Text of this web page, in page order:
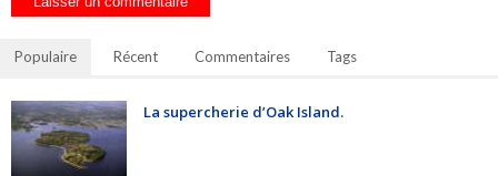
Populaire Récent Commentaires Tags
La supercherie d’Oak Island.